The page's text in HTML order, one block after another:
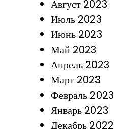
Август 2023
Июль 2023
Июнь 2023
Май 2023
Апрель 2023
Март 2023
Февраль 2023
Январь 2023
Декабрь 2022